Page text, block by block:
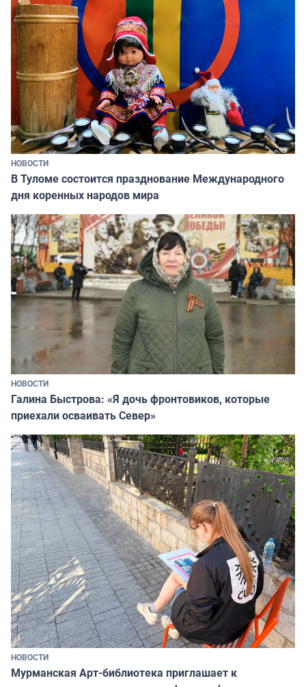
НОВОСТИ
В Туломе состоится празднование Международного
дня коренных народов мира
НОВОСТИ
Галина Быстрова: «Я дочь фронтовиков, которые
приехали осваивать Север»
НОВОСТИ
Мурманская Арт-библиотека приглашает к